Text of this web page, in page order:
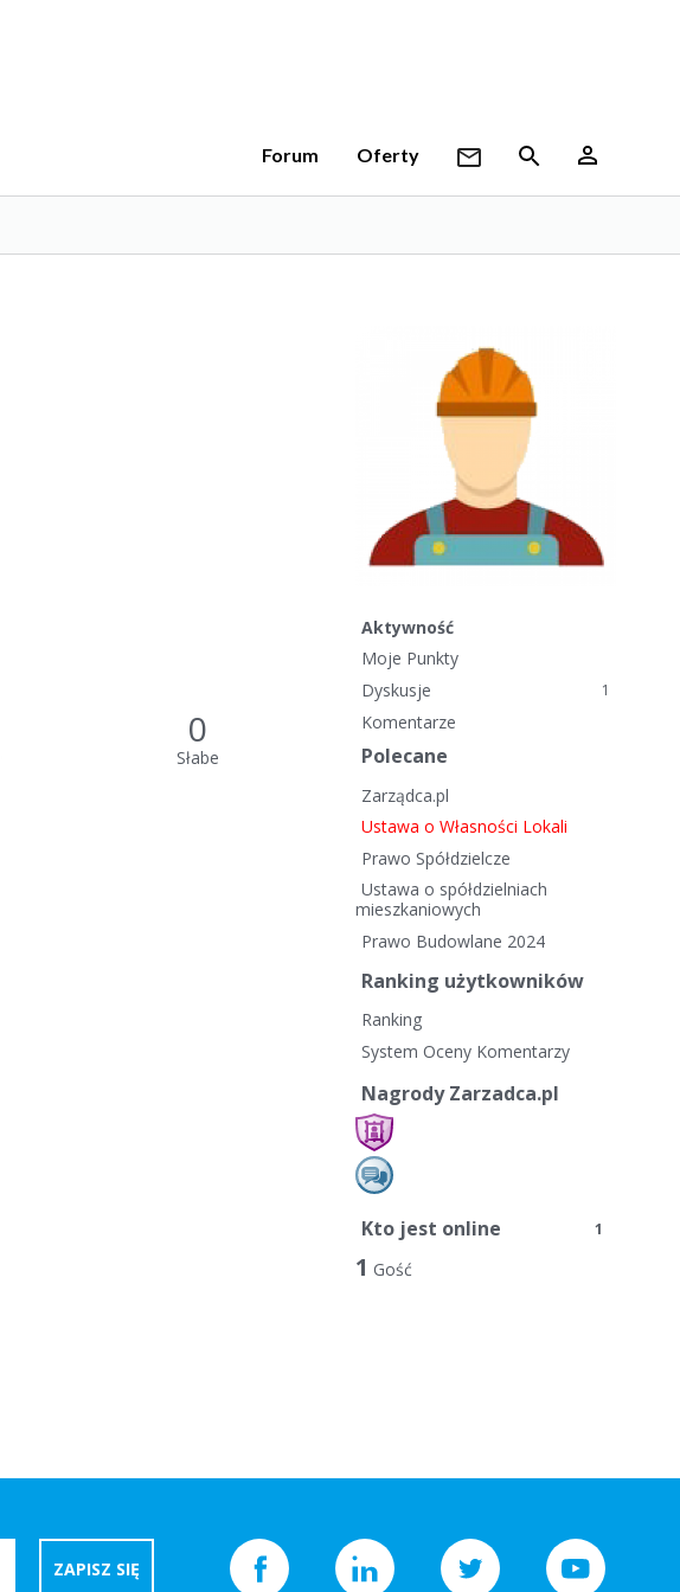
Forum Oferty
0
Słabe
Aktywność
Moje Punkty
Dyskusje
1
Komentarze
Polecane
Zarządca.pl
Ustawa o Własności Lokali
Prawo Spółdzielcze
Ustawa o spółdzielniach
mieszkaniowych
Prawo Budowlane 2024
Ranking użytkowników
Ranking
System Oceny Komentarzy
Nagrody Zarzadca.pl
Kto jest online 1
1 Gość